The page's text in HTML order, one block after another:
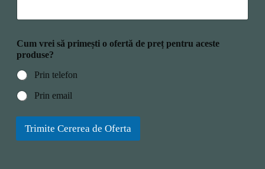
Cum vrei să primești o ofertă de preț pentru aceste
produse?
Prin telefon
Prin email
Trimite Cererea de Oferta